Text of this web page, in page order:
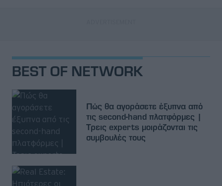
BEST OF NETWORK
Πώς θα αγοράσετε έξυπνα από
τις second-hand πλατφόρμες |
Τρεις experts μοιράζονται τις
συμβουλές τους